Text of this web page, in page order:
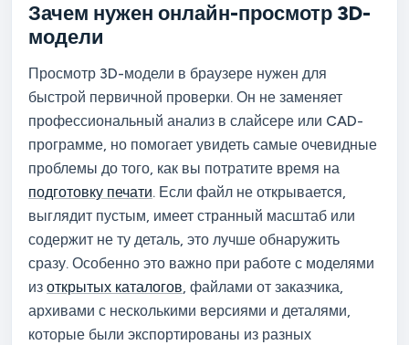
Зачем нужен онлайн-просмотр 3D-
модели
Просмотр 3D-модели в браузере нужен для
быстрой первичной проверки. Он не заменяет
профессиональный анализ в слайсере или CAD-
программе, но помогает увидеть самые очевидные
проблемы до того, как вы потратите время на
подготовку печати. Если файл не открывается,
выглядит пустым, имеет странный масштаб или
содержит не ту деталь, это лучше обнаружить
сразу. Особенно это важно при работе с моделями
из открытых каталогов, файлами от заказчика,
архивами с несколькими версиями и деталями,
которые были экспортированы из разных